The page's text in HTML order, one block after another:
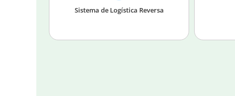
Sistema de Logística Reversa